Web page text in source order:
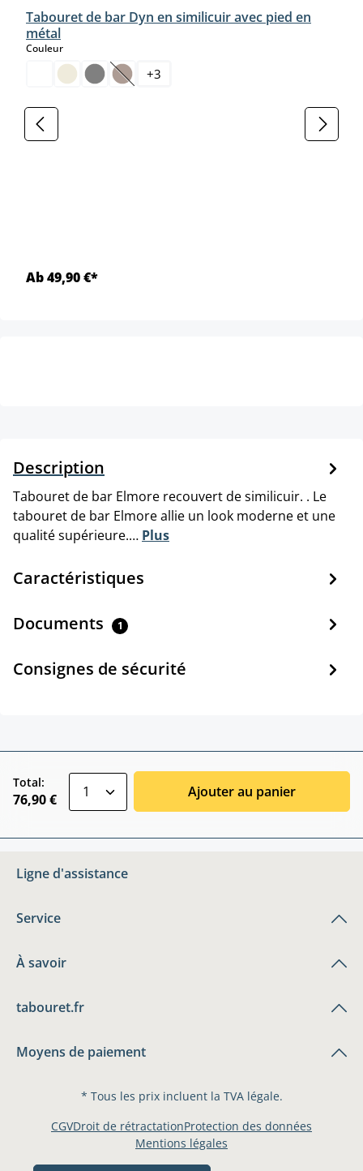
Tabouret de bar Dyn en similicuir avec pied en
métal
Couleurselect
(Cette option n'est pas disponible pour le
+3
Ab 49,90 €*
Description
Tabouret de bar Elmore recouvert de similicuir. . Le
tabouret de bar Elmore allie un look moderne et une
qualité supérieure.… Plus
Caractéristiques
Documents 1
Consignes de sécurité
Total:
76,90 € Ajouter au panier
Ligne d'assistance
Service
À savoir
tabouret.fr
Moyens de paiement
* Tous les prix incluent la TVA légale.
CGVDroit de rétractationProtection des données
Mentions légales